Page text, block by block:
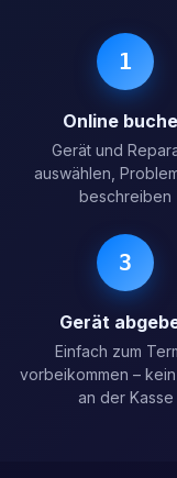
1
Online
Gerät und
auswählen,
beschreiben
3
Gerät
Einfach zum
vorbeikommen –
an der Kasse